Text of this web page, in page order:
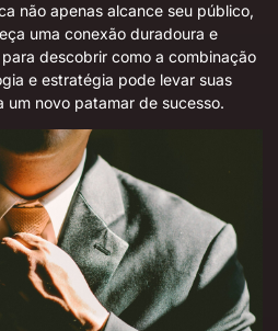
não apenas alcance seu público,
uma conexão duradoura e
descobrir como a combinação
e estratégia pode levar suas
um novo patamar de sucesso.